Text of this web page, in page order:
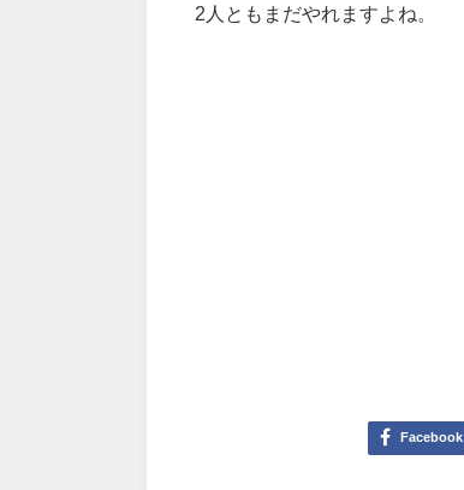
2人ともまだやれますよね。
Facebook